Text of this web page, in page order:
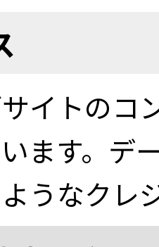
イトのコ
ます。デ
うなクレ